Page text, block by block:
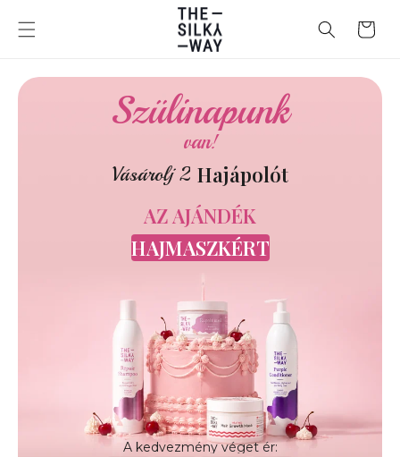
tartalomhoz
Kosár
Szülinapunk
van!
Vásárolj 2 Hajápolót
AZ AJÁNDÉK
HAJMASZKÉRT
A kedvezmény véget ér: